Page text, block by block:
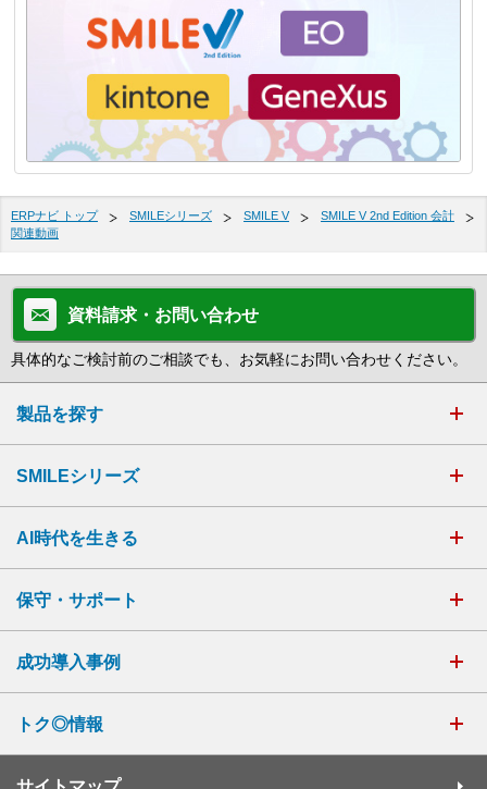
ERPナビ トップ SMILEシリーズ SMILE V
SMILE V 2nd Edition 会計
関連動画
資料請求・お問い合わせ
具体的なご検討前のご相談でも、お気軽にお問い合わせください。
製品を探す
SMILEシリーズ
AI時代を生きる
保守・サポート
成功導入事例
トク◎情報